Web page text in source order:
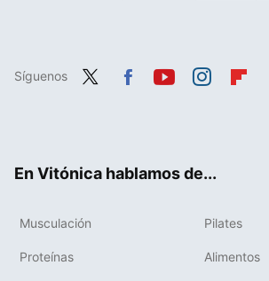
Síguenos
En Vitónica hablamos de...
Musculación Pilates
Proteínas Alimentos